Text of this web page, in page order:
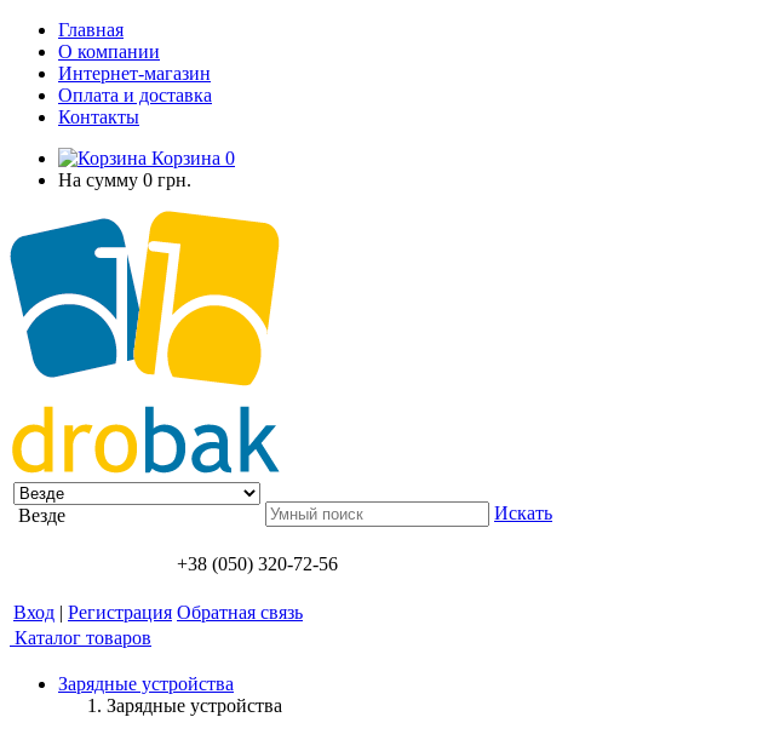
Главная
О компании
Интернет-магазин
Оплата и доставка
Контакты
Корзина 0
На сумму 0 грн.
Везде Искать
+38 (050) 320-72-56
Вход | Регистрация Обратная связь
Каталог товаров
Зарядные устройства
Зарядные устройства